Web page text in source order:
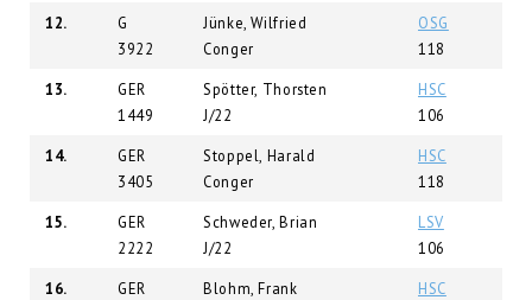
12.
G
3922
Jünke, Wilfried
Conger
OSG
118
13.
GER
1449
Spötter, Thorsten
J/22
HSC
106
14.
GER
3405
Stoppel, Harald
Conger
HSC
118
15.
GER
2222
Schweder, Brian
J/22
LSV
106
16.
GER
Blohm, Frank
HSC